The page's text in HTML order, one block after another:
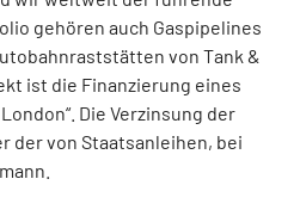
gehören auch Gaspipelines
von Tank &
ist die Finanzierung eines
Die Verzinsung der
der von Staatsanleihen, bei